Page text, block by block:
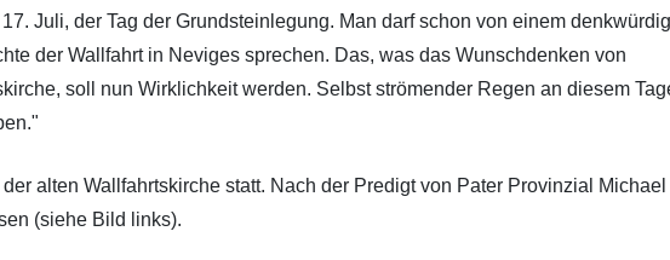
Juli, der Tag der Grundsteinlegung. Man darf schon von einem
der Wallfahrt in Neviges sprechen. Das, was das Wunschdenken von
soll nun Wirklichkeit werden. Selbst strömender Regen an diesem
alten Wallfahrtskirche statt. Nach der Predigt von Pater Provinzial Michael
(siehe Bild links).